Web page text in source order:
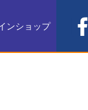
ンショップ